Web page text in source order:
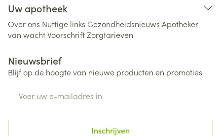
Uw apotheek
Over ons Nuttige links Gezondheidsnieuws Apotheker
van wachtVoorschriftZorgtarieven
Nieuwsbrief
Blijf op de hoogte van nieuwe producten en promoties
Inschrijven